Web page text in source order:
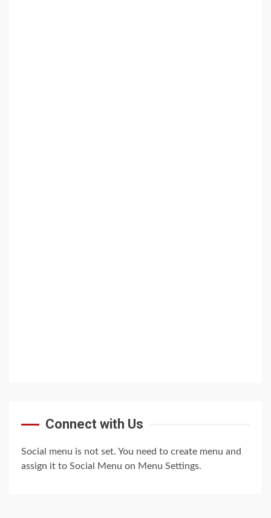
Connect with Us
Social menu is not set. You need to create menu and
assign it to Social Menu on Menu Settings.